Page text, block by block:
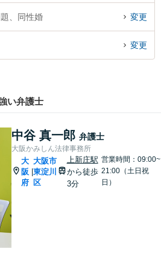
、同性婚 変更
変更
い弁護士
中谷 真一郎 弁護士
大阪かみしん法律事務所
大
阪
府
大阪市
東淀川
区
上新庄駅
から徒歩
3分
営業時間：09:00~
21:00（土日祝
日）